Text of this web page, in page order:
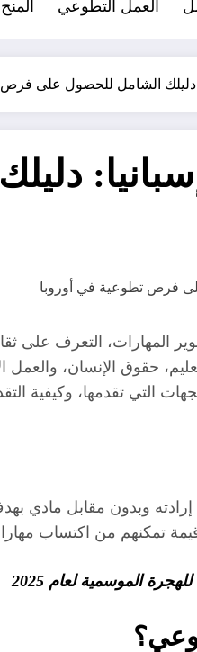
العمل التطوعي
دليلك الشامل للحصول على
المهارات، التعرف على
حقوق الإنسان،
التي تقدمها، وكيفية
وبدون مقابل مادي
تمكنهم من اكتساب
الموسمية لعام 2025